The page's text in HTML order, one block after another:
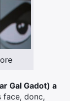
Gal Gadot) a
face, donc,